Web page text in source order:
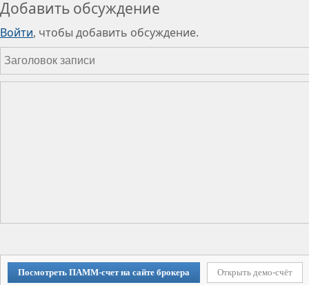
Добавить обсуждение
Войти, чтобы добавить обсуждение.
Посмотреть ПАММ-счет на сайте брокера Открыть демо-счёт